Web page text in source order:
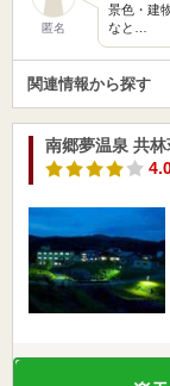
匿名
景色・建
なと…
関連情報から探す
南郷夢温泉 共林